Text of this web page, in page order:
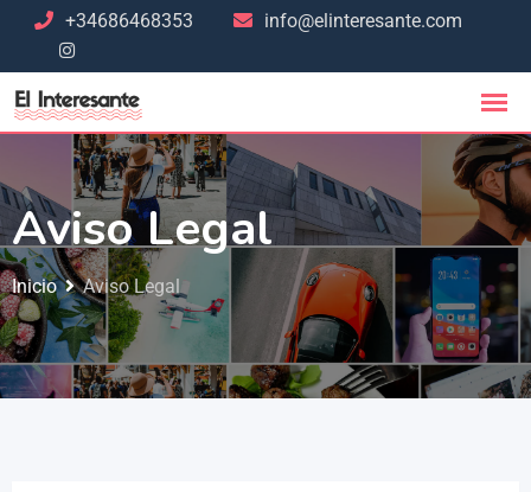
+34686468353 info@elinteresante.com
Aviso Legal
Inicio Aviso Legal